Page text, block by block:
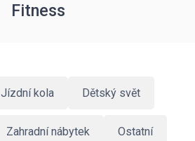
Fitness
Jízdní kola Dětský svět
Zahradní nábytek Ostatní